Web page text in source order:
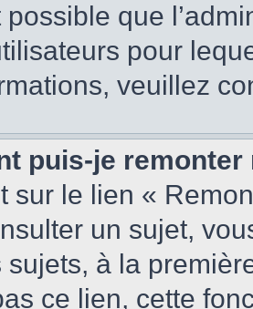
que
pour
veuillez
puis-je
sur le lien «
un sujet,
sujets, à la
ce lien, cette